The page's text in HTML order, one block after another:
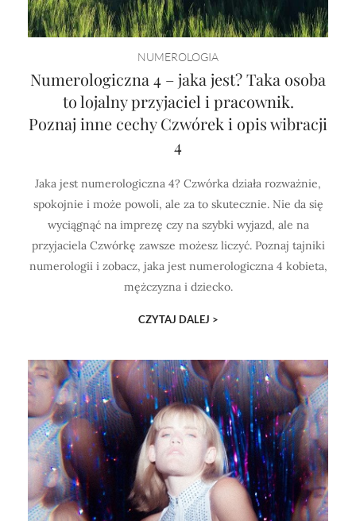
NUMEROLOGIA
Numerologiczna 4 – jaka jest? Taka osoba
to lojalny przyjaciel i pracownik.
Poznaj inne cechy Czwórek i opis wibracji
4
Jaka jest numerologiczna 4? Czwórka działa rozważnie,
spokojnie i może powoli, ale za to skutecznie. Nie da się
wyciągnąć na imprezę czy na szybki wyjazd, ale na
przyjaciela Czwórkę zawsze możesz liczyć. Poznaj tajniki
numerologii i zobacz, jaka jest numerologiczna 4 kobieta,
mężczyzna i dziecko.
CZYTAJ DALEJ >